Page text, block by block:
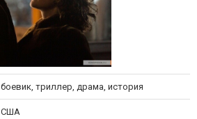
боевик, триллер, драма, история
США